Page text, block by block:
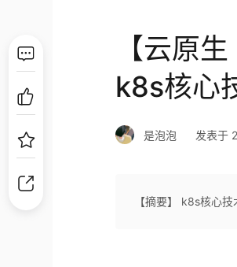
【云原
k8s核心
是泡泡 发表于
【摘要】 k8s核心